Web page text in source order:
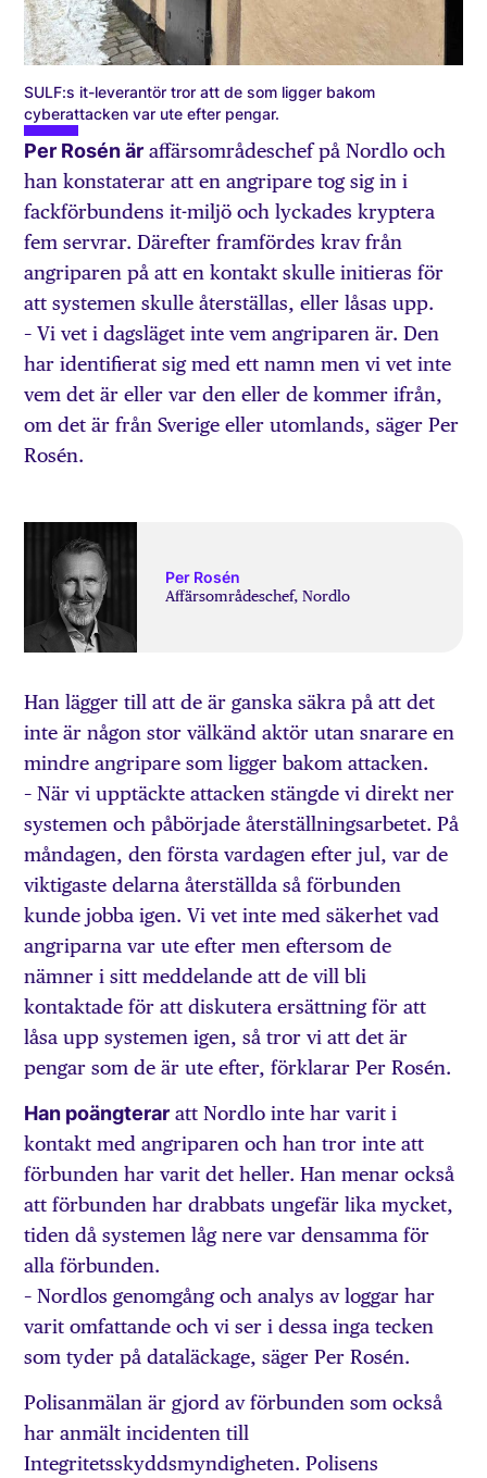
SULF:s it-leverantör tror att de som ligger bakom
cyberattacken var ute efter pengar.
Per Rosén är affärsområdeschef på Nordlo och
han konstaterar att en angripare tog sig in i
fackförbundens it-miljö och lyckades kryptera
fem servrar. Därefter framfördes krav från
angriparen på att en kontakt skulle initieras för
att systemen skulle återställas, eller låsas upp.
– Vi vet i dagsläget inte vem angriparen är. Den
har identifierat sig med ett namn men vi vet inte
vem det är eller var den eller de kommer ifrån,
om det är från Sverige eller utomlands, säger Per
Rosén.
Per Rosén
Affärsområdeschef, Nordlo
Han lägger till att de är ganska säkra på att det
inte är någon stor välkänd aktör utan snarare en
mindre angripare som ligger bakom attacken.
– När vi upptäckte attacken stängde vi direkt ner
systemen och påbörjade återställningsarbetet. På
måndagen, den första vardagen efter jul, var de
viktigaste delarna återställda så förbunden
kunde jobba igen. Vi vet inte med säkerhet vad
angriparna var ute efter men eftersom de
nämner i sitt meddelande att de vill bli
kontaktade för att diskutera ersättning för att
låsa upp systemen igen, så tror vi att det är
pengar som de är ute efter, förklarar Per Rosén.
Han poängterar att Nordlo inte har varit i
kontakt med angriparen och han tror inte att
förbunden har varit det heller. Han menar också
att förbunden har drabbats ungefär lika mycket,
tiden då systemen låg nere var densamma för
alla förbunden.
– Nordlos genomgång och analys av loggar har
varit omfattande och vi ser i dessa inga tecken
som tyder på dataläckage, säger Per Rosén.
Polisanmälan är gjord av förbunden som också
har anmält incidenten till
Integritetsskyddsmyndigheten. Polisens